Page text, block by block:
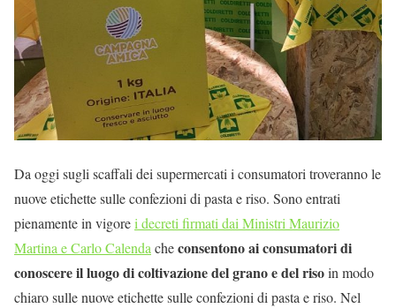
Da oggi sugli scaffali dei supermercati i consumatori troveranno le
nuove etichette sulle confezioni di pasta e riso. Sono entrati
pienamente in vigorei decreti firmati dai Ministri Maurizio
Martina e Carlo Calendacheconsentono ai consumatori di
conoscere il luogo di coltivazione del grano e del risoin modo
chiaro sulle nuove etichette sulle confezioni di pasta e riso. Nel